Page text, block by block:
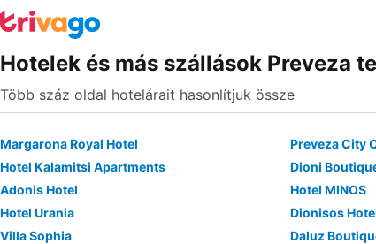
Hotelek és más szállások Preveza
Több száz oldal hotelárait hasonlítjuk össze
Margarona Royal Hotel Preveza City
Hotel Kalamitsi Apartments
Dioni
Adonis Hotel
Hotel MINOS
Hotel Urania
Dionisos
Villa Sophia
Daluz